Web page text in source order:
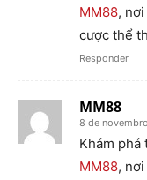
MM88,
cược thể
Responder
MM88
8 de
Khám
MM88,